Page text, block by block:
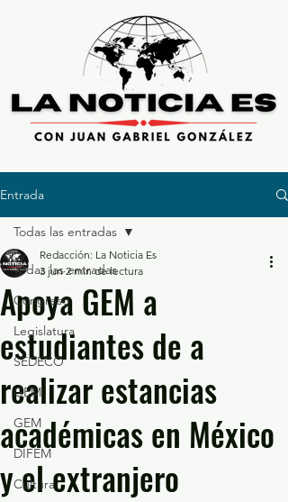
Entrada
Todas las entradas
Congreso
Legislatura
SEDECO
GEM
GEM
DIFEM
Cultura
Todas las entradas
Apoya GEM a
estudiantes de a
realizar estancias
académicas en México
y el extranjero
Redacción: La Noticia Es
3 jun 2 min de lectura